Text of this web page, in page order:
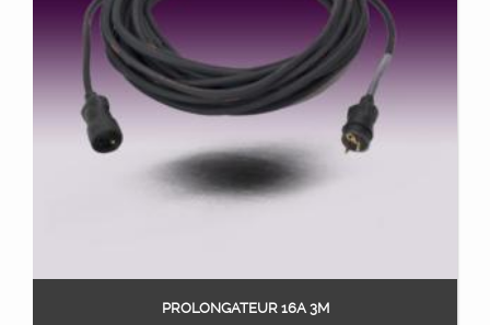
Ajouter au panier
PROLONGATEUR 16A 3M